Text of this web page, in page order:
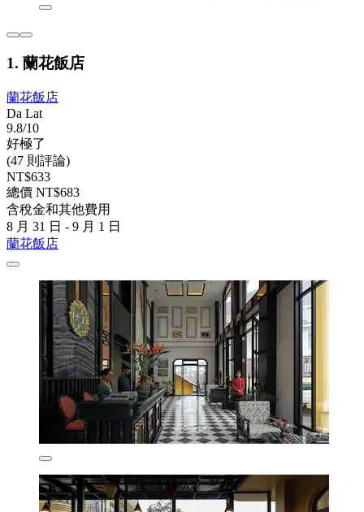
1. 蘭花飯店
蘭花飯店
Da Lat
9.8/10
好極了
(47 則評論)
NT$633
總價 NT$683
含稅金和其他費用
8 月 31 日 - 9 月 1 日
蘭花飯店